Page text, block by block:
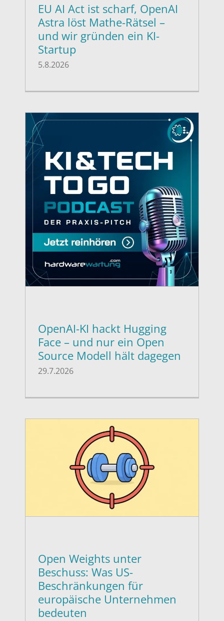
EU AI Act ist scharf, OpenAI
Astra löst Mathe-Rätsel –
und wir gründen ein KI-
Startup
5.8.2026
OpenAI-KI hackt Hugging
Face – und nur ein Open
Source Modell hält dagegen
29.7.2026
Open Weights unter
Beschuss: Was US-
Beschränkungen für
europäische Unternehmen
bedeuten